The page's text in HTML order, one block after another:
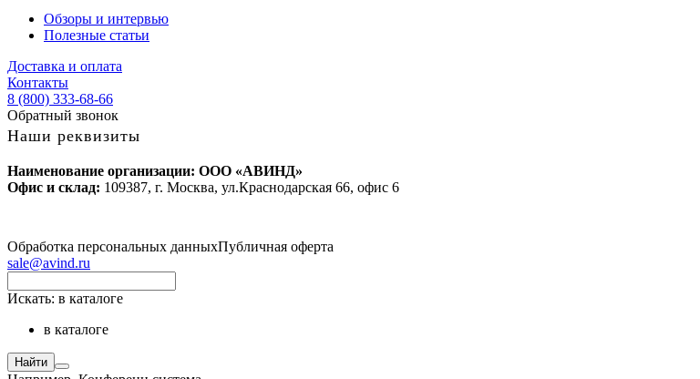
Обзоры и интервью
Полезные статьи
Доставка и оплата
Контакты
8 (800) 333-68-66
Обратный звонок
Наши реквизиты
Наименование организации: ООО «АВИНД»
Офис и склад: 109387, г. Москва, ул.Краснодарская 66, офис 6
Обработка персональных данныхПубличная оферта
sale@avind.ru
Искать: в каталоге
в каталоге
Найти